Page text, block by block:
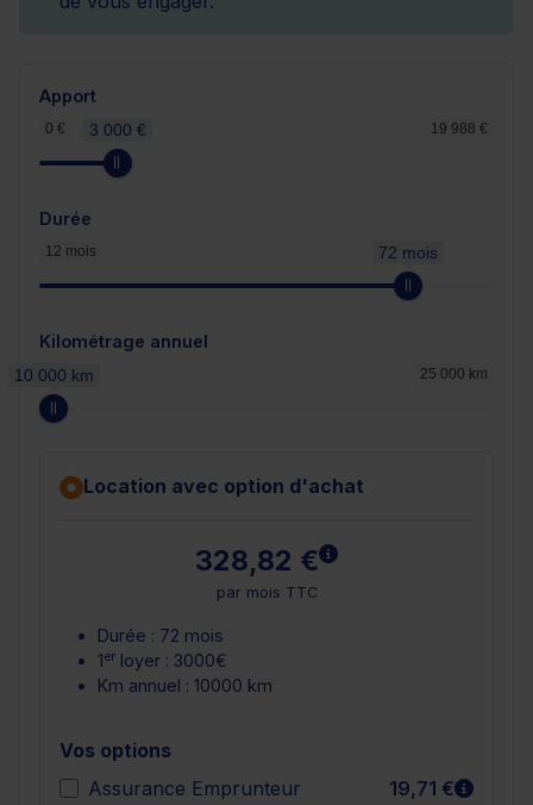
Apport
0 € 19 988 €
3 000 €
Durée
12 mois 72 mois
Kilométrage annuel
25 000 km
10 000 km
Location avec option d'achat
328,82 € En savoir plus
par mois TTC
Durée : 72 mois
1er loyer : 3000€
Km annuel : 10000 km
Vos options
Assurance Emprunteur
19,71 €
En